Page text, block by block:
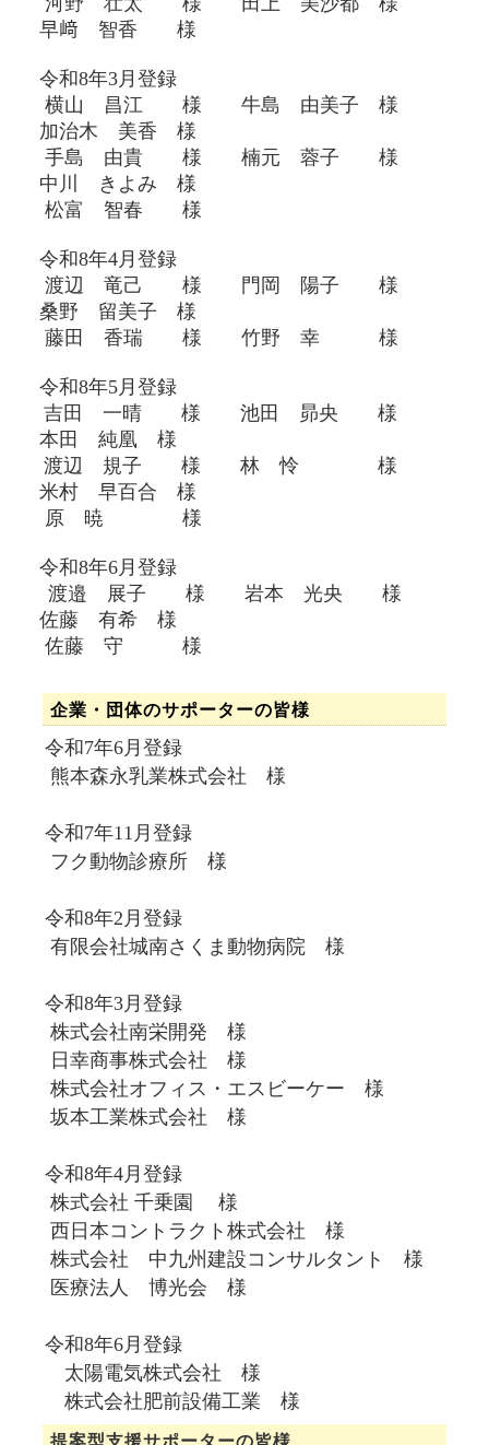
早﨑 智香 様
令和8年3月登録
横山 昌江 様 牛島 由美子 様
加治木 美香 様
手島 由貴 様 楠元 蓉子 様
中川 きよみ 様
松富 智春 様
令和8年4月登録
渡辺 竜己 様 門岡 陽子 様
桑野 留美子 様
藤田 香瑞 様 竹野 幸 様
令和8年5月登録
吉田 一晴 様 池田 昴央 様
本田 純凰 様
渡辺 規子様 林 怜 様
米村 早百合 様
原 暁 様
令和8年6月登録
渡邉 展子 様 岩本 光央 様
佐藤 有希 様
佐藤 守 様
企業・団体のサポーターの皆様
令和7年6月登録
熊本森永乳業株式会社 様
令和7年11月登録
フク動物診療所 様
令和8年2月登録
有限会社城南さくま動物病院 様
令和8年3月登録
株式会社南栄開発 様
日幸商事株式会社 様
株式会社オフィス・エスビーケー 様
坂本工業株式会社 様
令和8年4月登録
株式会社 千乗園 様
西日本コントラクト株式会社 様
株式会社 中九州建設コンサルタント 様
医療法人 博光会 様
令和8年6月登録
太陽電気株式会社 様
株式会社肥前設備工業 様
提案型支援サポーターの皆様